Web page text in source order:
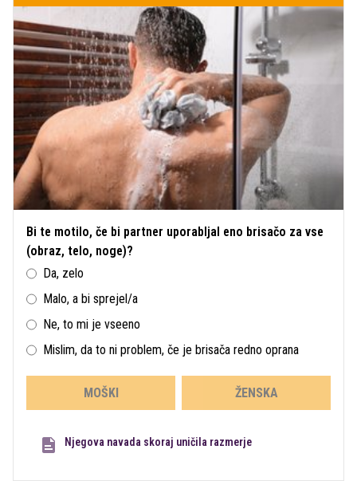
Bi te motilo, če bi partner uporabljal eno brisačo za vse
(obraz, telo, noge)?
Da, zelo
Malo, a bi sprejel/a
Ne, to mi je vseeno
Mislim, da to ni problem, če je brisača redno oprana
MOŠKI ŽENSKA
Njegova navada skoraj uničila razmerje